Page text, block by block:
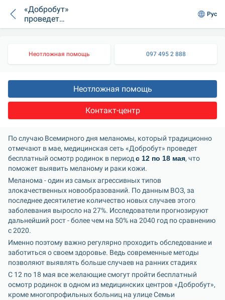
«Добробут»
проведет
бесплатный осмотр
Рус
Неотложная помощь 097 495 2 888
Неотложная помощь
Контакт-центр
По случаю Всемирного дня меланомы, который традиционно
отмечают в мае, медицинская сеть «Добробут» проведет
бесплатный осмотр родинок в период с 12 по 18 мая, что
поможет выявить меланому и раки кожи.
Меланома - один из самых агрессивных типов
злокачественных новообразований. По данным ВОЗ, за
последнее десятилетие количество новых случаев этого
заболевания выросло на 27%. Исследователи прогнозируют
дальнейший рост - более чем на 50% на 2040 год по сравнению
с 2020.
Именно поэтому важно регулярно проходить обследование и
заботиться о своем здоровье. Ведь современные методы
позволяют выявлять больше случаев на ранних стадиях
С 12 по 18 мая все желающие смогут пройти бесплатный
осмотр родинок в одном из медицинских центров «Добробут»,
кроме многопрофильных больниц на улице Семьи